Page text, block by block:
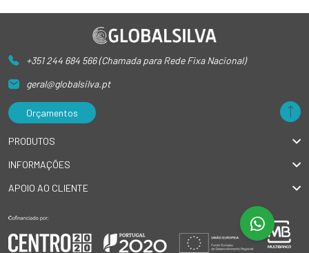
+351 244 684 566 (Chamada para Rede Fixa Nacional)
geral@globalsilva.pt
Orçamentos
PRODUTOS
INFORMAÇÕES
APOIO AO CLIENTE